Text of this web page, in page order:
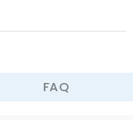
FAQ